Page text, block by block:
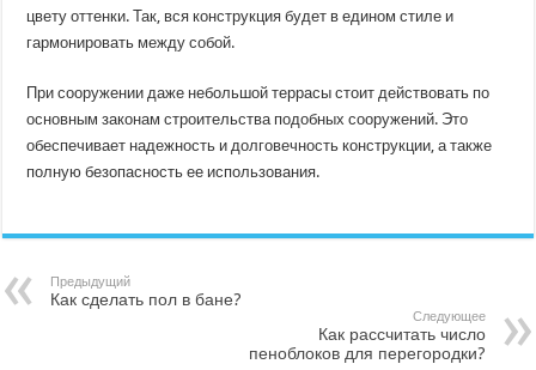
цвету оттенки. Так, вся конструкция будет в едином стиле и
гармонировать между собой.
При сооружении даже небольшой террасы стоит действовать по
основным законам строительства подобных сооружений. Это
обеспечивает надежность и долговечность конструкции, а также
полную безопасность ее использования.
Предыдущий
Как сделать пол в бане?
Следующее
Как рассчитать число
пеноблоков для перегородки?